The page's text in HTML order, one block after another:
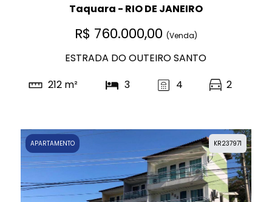
Taquara - RIO DE JANEIRO
R$ 760.000,00 (Venda)
ESTRADA DO OUTEIRO SANTO
212 m²
3 4 2
KR237971
APARTAMENTO